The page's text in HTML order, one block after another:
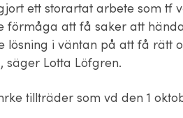
ett storartat arbete som tf
förmåga att få saker att
lösning i väntan på att få rätt
säger Lotta Löfgren.
tillträder som vd den 1